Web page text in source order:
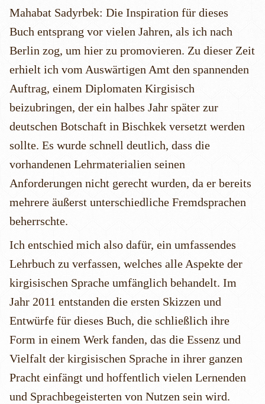
Mahabat Sadyrbek: Die Inspiration für dieses
Buch entsprang vor vielen Jahren, als ich nach
Berlin zog, um hier zu promovieren. Zu dieser Zeit
erhielt ich vom Auswärtigen Amt den spannenden
Auftrag, einem Diplomaten Kirgisisch
beizubringen, der ein halbes Jahr später zur
deutschen Botschaft in Bischkek versetzt werden
sollte. Es wurde schnell deutlich, dass die
vorhandenen Lehrmaterialien seinen
Anforderungen nicht gerecht wurden, da er bereits
mehrere äußerst unterschiedliche Fremdsprachen
beherrschte.
Ich entschied mich also dafür, ein umfassendes
Lehrbuch zu verfassen, welches alle Aspekte der
kirgisischen Sprache umfänglich behandelt. Im
Jahr 2011 entstanden die ersten Skizzen und
Entwürfe für dieses Buch, die schließlich ihre
Form in einem Werk fanden, das die Essenz und
Vielfalt der kirgisischen Sprache in ihrer ganzen
Pracht einfängt und hoffentlich vielen Lernenden
und Sprachbegeisterten von Nutzen sein wird.